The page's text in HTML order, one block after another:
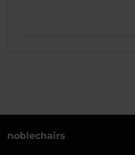
noblechairs